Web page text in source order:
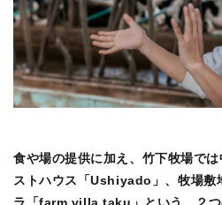
食や場の提供に加え、竹下牧場で
ストハウス「Ushiyado」、牧場敷